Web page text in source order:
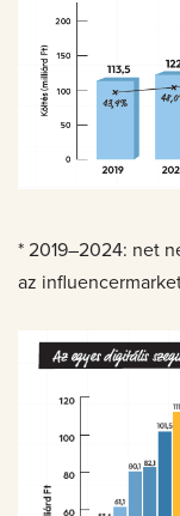
* 2019–2024: net
az